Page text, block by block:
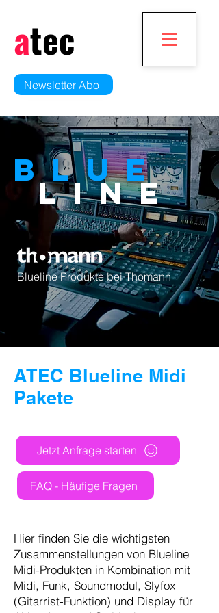
BLUE
LINE
Blueline Produkte bei Thomann
atec
Newsletter Abo
ATEC Blueline Midi
Pakete
Jetzt Anfrage starten
FAQ - Häufige Fragen
Hier finden Sie die wichtigsten
Zusammenstellungen von Blueline
Midi-Produkten in Kombination mit
Midi, Funk, Soundmodul, Slyfox
(Gitarrist-Funktion) und Display für